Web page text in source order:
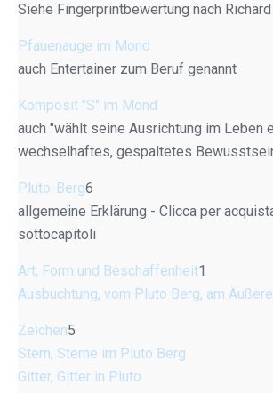
Siehe Fingerprintbewertung nach
Pfauenauge im Mond
auch Entertainer zum Beruf genannt
Komposit "S" im Mond
auch "wählt seine Ausrichtung im Leben
wechselhaftes, gespaltetes
Pluto-Berg6
allgemeine Erklärung - Clicca per
sottocapitoli
Art, Form und Beschaffenheit1
Ausbuchtung, vom Pluto Berg, am
Zeichen5
Stern, Sterne im Pluto Berg
Gitter, Gitter in Pluto